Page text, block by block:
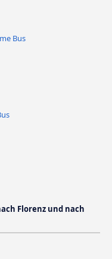
Bus
Florenz und nach